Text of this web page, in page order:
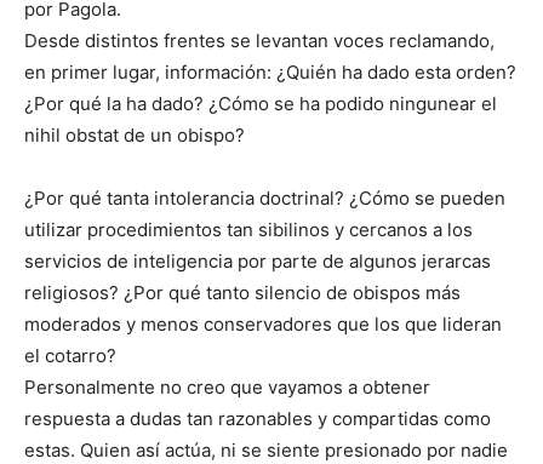
por Pagola.
Desde distintos frentes se levantan voces reclamando,
en primer lugar, información: ¿Quién ha dado esta orden?
¿Por qué la ha dado? ¿Cómo se ha podido ningunear el
nihil obstat de un obispo?
¿Por qué tanta intolerancia doctrinal? ¿Cómo se pueden
utilizar procedimientos tan sibilinos y cercanos a los
servicios de inteligencia por parte de algunos jerarcas
religiosos? ¿Por qué tanto silencio de obispos más
moderados y menos conservadores que los que lideran
el cotarro?
Personalmente no creo que vayamos a obtener
respuesta a dudas tan razonables y compartidas como
estas. Quien así actúa, ni se siente presionado por nadie